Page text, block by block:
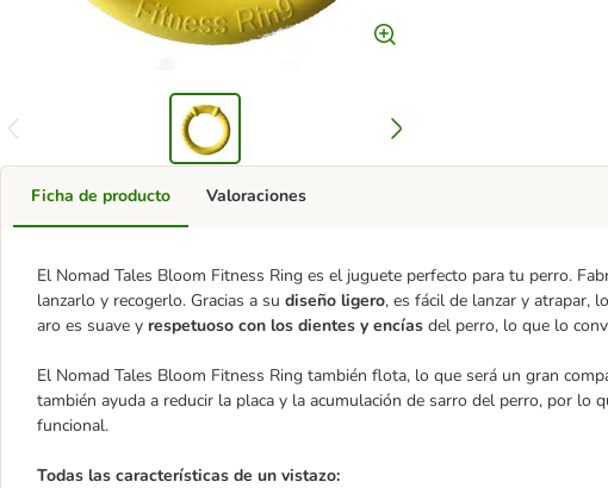
Ficha de producto
El Nomad Tales Bloom Fitness Ring es el juguete perfecto para tu perro.
lanzarlo y recogerlo. Gracias a su diseño ligero, es fácil de lanzar y atrapar,
aro es suave y respetuoso con los dientes y encías del perro, lo que lo
El Nomad Tales Bloom Fitness Ring también flota, lo que será un gran
también ayuda a reducir la placa y la acumulación de sarro del perro, por lo
funcional.
Todas las características de un vistazo:
Valoraciones